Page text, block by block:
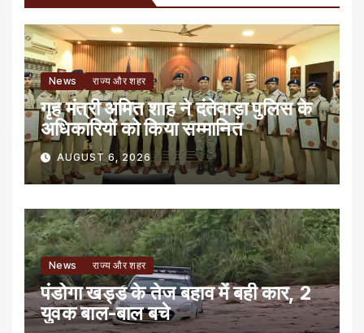
News राज्य और शहर
गृह मंत्री अमित शाह ने दंतेवाड़ा पुलिस के
अधिकारियों को किया सम्मानित
AUGUST 6, 2026
News राज्य और शहर
पंडोगा खड्ड के तेज बहाव में बही कार, 2
युवक बाल-बाल बचे